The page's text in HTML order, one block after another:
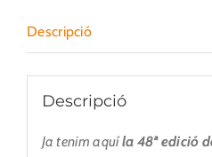
Descripció
Descripció
Ja tenim aquíla 48ªedició